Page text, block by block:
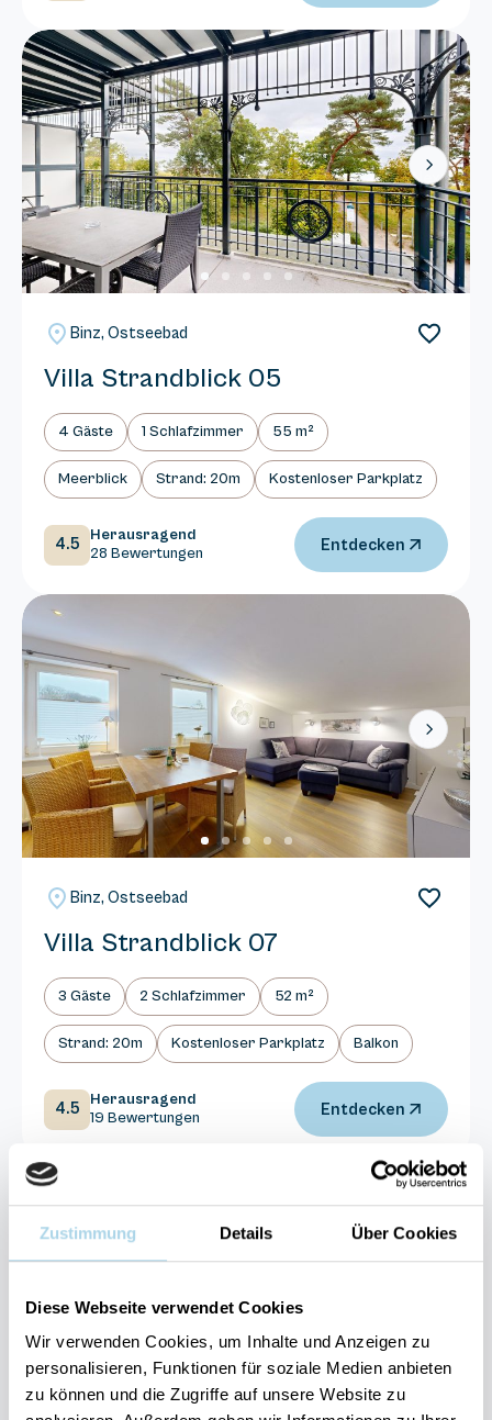
Zustimmung Details Über Cookies
Diese Webseite verwendet Cookies
Wir verwenden Cookies, um Inhalte und Anzeigen zu
personalisieren, Funktionen für soziale Medien anbieten
zu können und die Zugriffe auf unsere Website zu
Next
Binz, Ostseebad
Villa Strandblick 05
4 Gäste 1 Schlafzimmer 55 m²
Meerblick Strand: 20m Kostenloser Parkplatz
4.5
Herausragend
28 Bewertungen
Entdecken
Next
Binz, Ostseebad
Villa Strandblick 07
3 Gäste 2 Schlafzimmer 52 m²
Strand: 20m Kostenloser Parkplatz Balkon
4.5
Herausragend
19 Bewertungen
Entdecken